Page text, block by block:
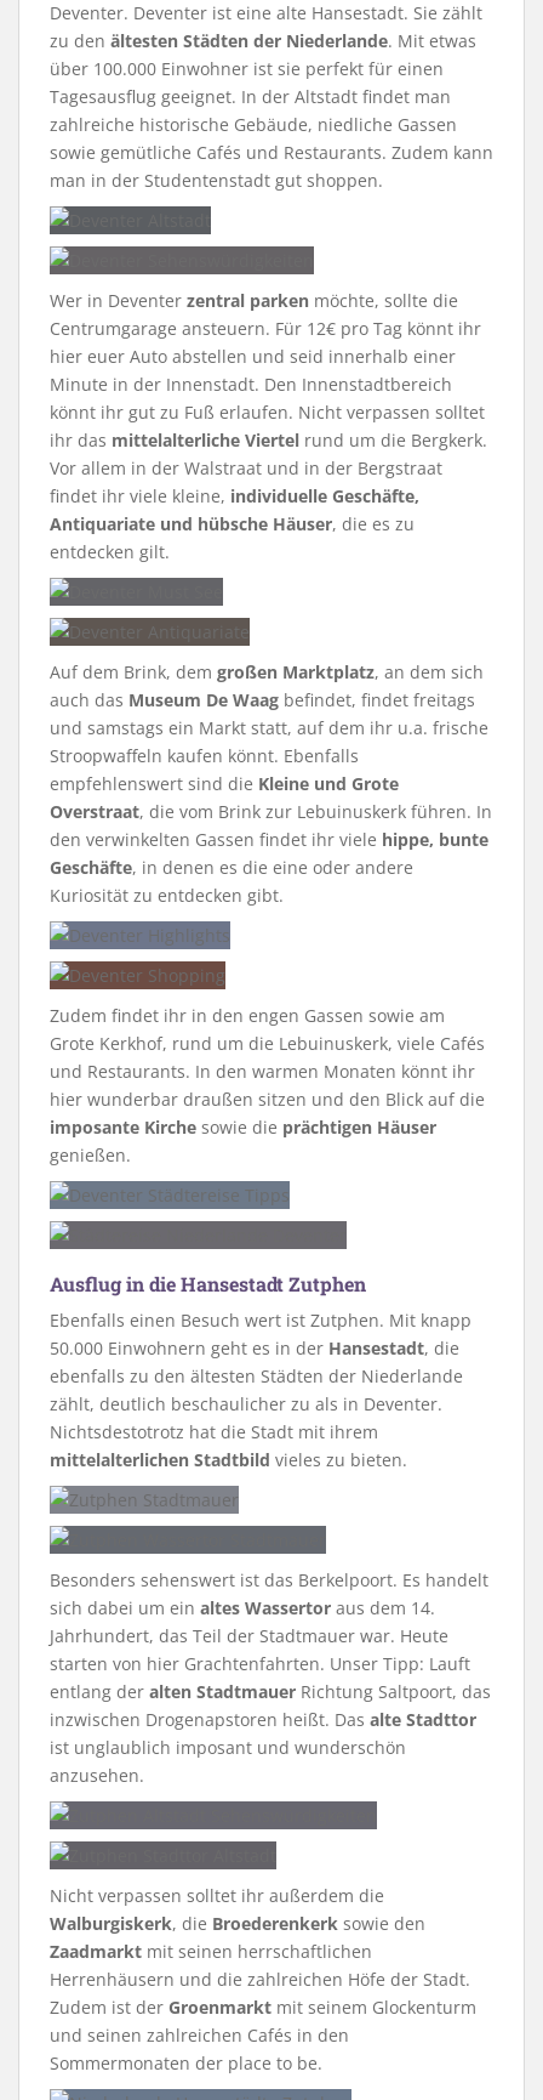
Deventer. Deventer ist eine alte Hansestadt. Sie zählt
zu den ältesten Städten der Niederlande. Mit etwas
über 100.000 Einwohner ist sie perfekt für einen
Tagesausflug geeignet. In der Altstadt findet man
zahlreiche historische Gebäude, niedliche Gassen
sowie gemütliche Cafés und Restaurants. Zudem kann
man in der Studentenstadt gut shoppen.
Wer in Deventer zentral parken möchte, sollte die
Centrumgarage ansteuern. Für 12€ pro Tag könnt ihr
hier euer Auto abstellen und seid innerhalb einer
Minute in der Innenstadt. Den Innenstadtbereich
könnt ihr gut zu Fuß erlaufen. Nicht verpassen solltet
ihr das mittelalterliche Viertel rund um die Bergkerk.
Vor allem in der Walstraat und in der Bergstraat
findet ihr viele kleine, individuelle Geschäfte,
Antiquariate und hübsche Häuser, die es zu
entdecken gilt.
Auf dem Brink, dem großen Marktplatz, an dem sich
auch das Museum De Waag befindet, findet freitags
und samstags ein Markt statt, auf dem ihr u.a. frische
Stroopwaffeln kaufen könnt. Ebenfalls
empfehlenswert sind die Kleine und Grote
Overstraat, die vom Brink zur Lebuinuskerk führen. In
den verwinkelten Gassen findet ihr viele hippe, bunte
Geschäfte, in denen es die eine oder andere
Kuriosität zu entdecken gibt.
Zudem findet ihr in den engen Gassen sowie am
Grote Kerkhof, rund um die Lebuinuskerk, viele Cafés
und Restaurants. In den warmen Monaten könnt ihr
hier wunderbar draußen sitzen und den Blick auf die
imposante Kirche sowie die prächtigen Häuser
genießen.
Ausflug in die Hansestadt Zutphen
Ebenfalls einen Besuch wert ist Zutphen. Mit knapp
50.000 Einwohnern geht es in der Hansestadt, die
ebenfalls zu den ältesten Städten der Niederlande
zählt, deutlich beschaulicher zu als in Deventer.
Nichtsdestotrotz hat die Stadt mit ihrem
mittelalterlichen Stadtbild vieles zu bieten.
Besonders sehenswert ist das Berkelpoort. Es handelt
sich dabei um ein altes Wassertor aus dem 14.
Jahrhundert, das Teil der Stadtmauer war. Heute
starten von hier Grachtenfahrten. Unser Tipp: Lauft
entlang der alten Stadtmauer Richtung Saltpoort, das
inzwischen Drogenapstoren heißt. Das alte Stadttor
ist unglaublich imposant und wunderschön
anzusehen.
Nicht verpassen solltet ihr außerdem die
Walburgiskerk, die Broederenkerk sowie den
Zaadmarkt mit seinen herrschaftlichen
Herrenhäusern und die zahlreichen Höfe der Stadt.
Zudem ist der Groenmarkt mit seinem Glockenturm
und seinen zahlreichen Cafés in den
Sommermonaten der place to be.